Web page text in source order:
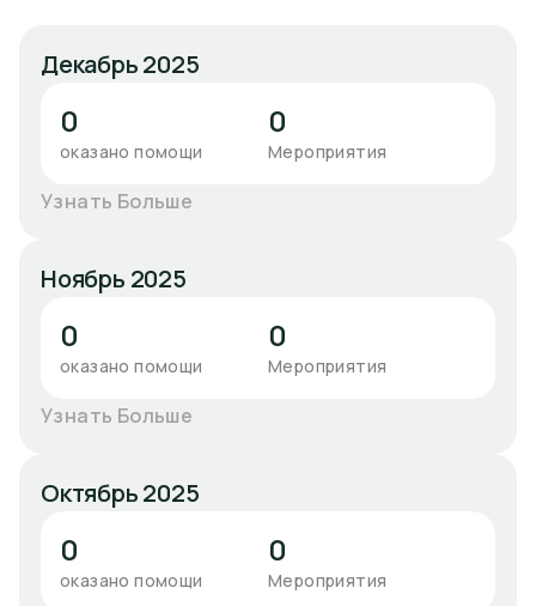
Декабрь 2025
0
оказано помощи
0
Мероприятия
Узнать Больше
Ноябрь 2025
0
оказано помощи
0
Мероприятия
Узнать Больше
Октябрь 2025
0
оказано помощи
0
Мероприятия